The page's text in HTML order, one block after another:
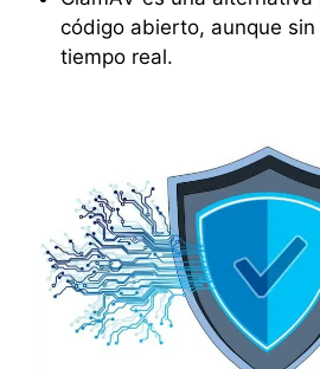
código abierto, aunque
tiempo real.